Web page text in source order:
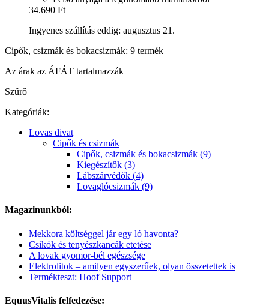
34.690 Ft
Ingyenes szállítás eddig: augusztus 21.
Cipők, csizmák és bokacsizmák: 9 termék
Az árak az ÁFÁT tartalmazzák
Szűrő
Kategóriák:
Lovas divat
Cipők és csizmák
Cipők, csizmák és bokacsizmák (9)
Kiegészítők (3)
Lábszárvédők (4)
Lovaglócsizmák (9)
Magazinunkból:
Mekkora költséggel jár egy ló havonta?
Csikók és tenyészkancák etetése
A lovak gyomor-bél egészsége
Elektrolitok – amilyen egyszerűek, olyan összetettek is
Termékteszt: Hoof Support
EquusVitalis felfedezése: